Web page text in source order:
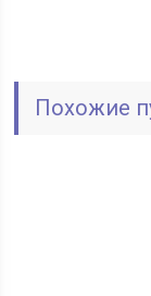
Похожие